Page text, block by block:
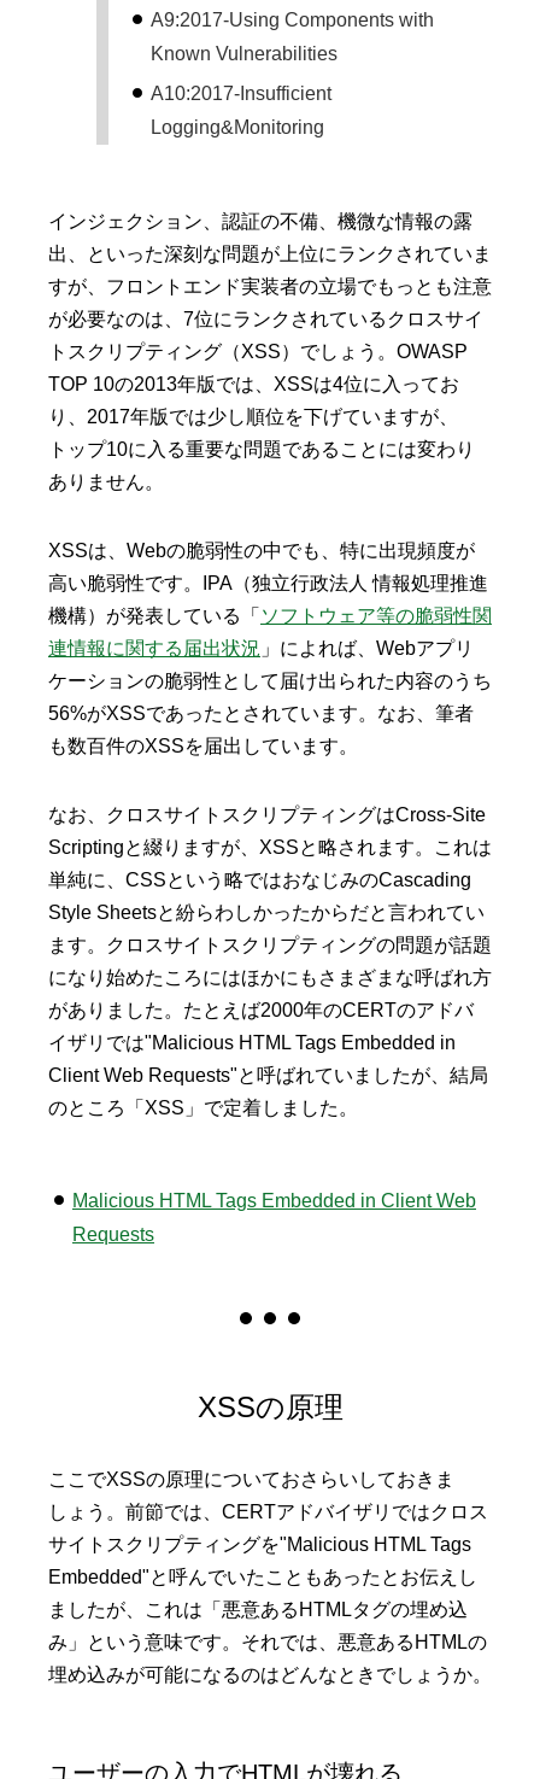
A9:2017-Using Components with
Known Vulnerabilities
A10:2017-Insufficient
Logging&Monitoring
インジェクション、認証の不備、機微な情報の露
出、といった深刻な問題が上位にランクされていま
すが、フロントエンド実装者の立場でもっとも注意
が必要なのは、7位にランクされているクロスサイ
トスクリプティング（XSS）でしょう。OWASP
TOP 10の2013年版では、XSSは4位に入ってお
り、2017年版では少し順位を下げていますが、
トップ10に入る重要な問題であることには変わり
ありません。
XSSは、Webの脆弱性の中でも、特に出現頻度が
高い脆弱性です。IPA（独立行政法人 情報処理推進
機構）が発表している「 ソフトウェア等の脆弱性関
連情報に関する届出状況 」によれば、Webアプリ
ケーションの脆弱性として届け出られた内容のうち
56%がXSSであったとされています。なお、筆者
も数百件のXSSを届出しています。
なお、クロスサイトスクリプティングはCross-Site
Scriptingと綴りますが、XSSと略されます。これは
単純に、CSSという略ではおなじみのCascading
Style Sheetsと紛らわしかったからだと言われてい
ます。クロスサイトスクリプティングの問題が話題
になり始めたころにはほかにもさまざまな呼ばれ方
がありました。たとえば2000年のCERTのアドバ
イザリでは"Malicious HTML Tags Embedded in
Client Web Requests"と呼ばれていましたが、結局
のところ「XSS」で定着しました。
Malicious HTML Tags Embedded in Client Web
Requests
XSSの原理
ここでXSSの原理についておさらいしておきま
しょう。前節では、CERTアドバイザリではクロス
サイトスクリプティングを"Malicious HTML Tags
Embedded"と呼んでいたこともあったとお伝えし
ましたが、これは「悪意あるHTMLタグの埋め込
み」という意味です。それでは、悪意あるHTMLの
埋め込みが可能になるのはどんなときでしょうか。
ユーザーの入力でHTMLが壊れる